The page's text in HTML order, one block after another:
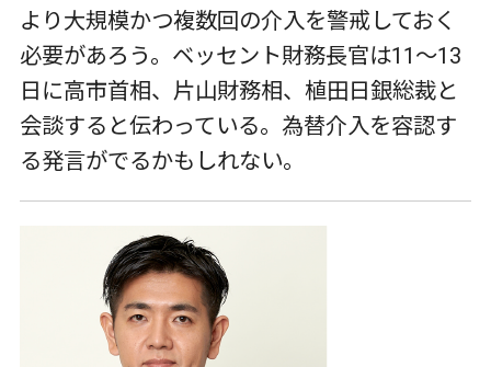
より大規模かつ複数回の介入を警戒しておく
必要があろう。ベッセント財務長官は11～13
日に高市首相、片山財務相、植田日銀総裁と
会談すると伝わっている。為替介入を容認す
る発言がでるかもしれない。